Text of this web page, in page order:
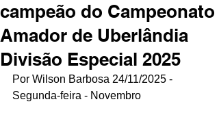
campeão do Campeonato
Amador de Uberlândia
Divisão Especial 2025
Por Wilson Barbosa 24/11/2025 -
Segunda-feira - Novembro